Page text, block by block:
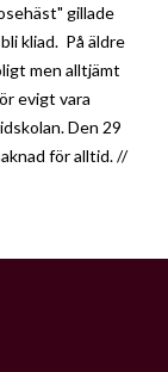
gillade
kliad. På äldre
men alltjämt
evigt vara
Den 29
för alltid. //